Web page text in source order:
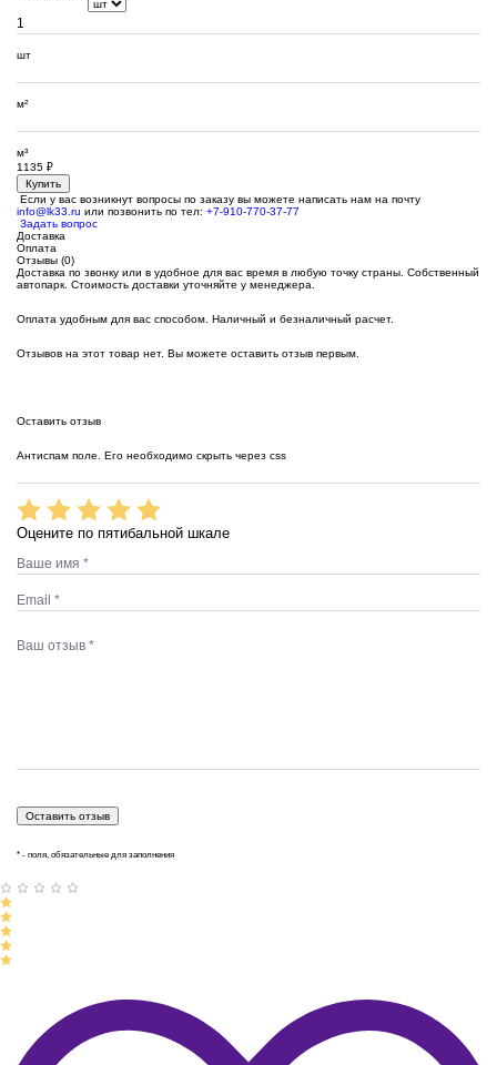
шт
м²
м³
1135 ₽
Купить
Если у вас возникнут вопросы по заказу вы можете написать нам на почту
info@lk33.ru или позвонить по тел: +7-910-770-37-77
Задать вопрос
Доставка
Оплата
Отзывы (0)
Доставка по звонку или в удобное для вас время в любую точку страны. Собственный
автопарк. Стоимость доставки уточняйте у менеджера.
Оплата удобным для вас способом. Наличный и безналичный расчет.
Отзывов на этот товар нет. Вы можете оставить отзыв первым.
Оставить отзыв
Антиспам поле. Его необходимо скрыть через css
Оцените по пятибальной шкале
* - поля, обязательные для заполнения